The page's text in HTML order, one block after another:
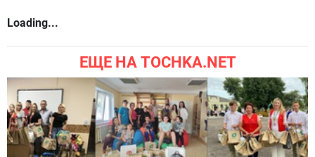
Loading...
ЕЩЕ НА TOCHKA.NET